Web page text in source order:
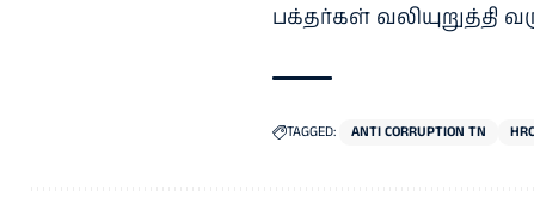
பக்தர்கள் வலியுறுத்தி
TAGGED: ANTI CORRUPTION TN